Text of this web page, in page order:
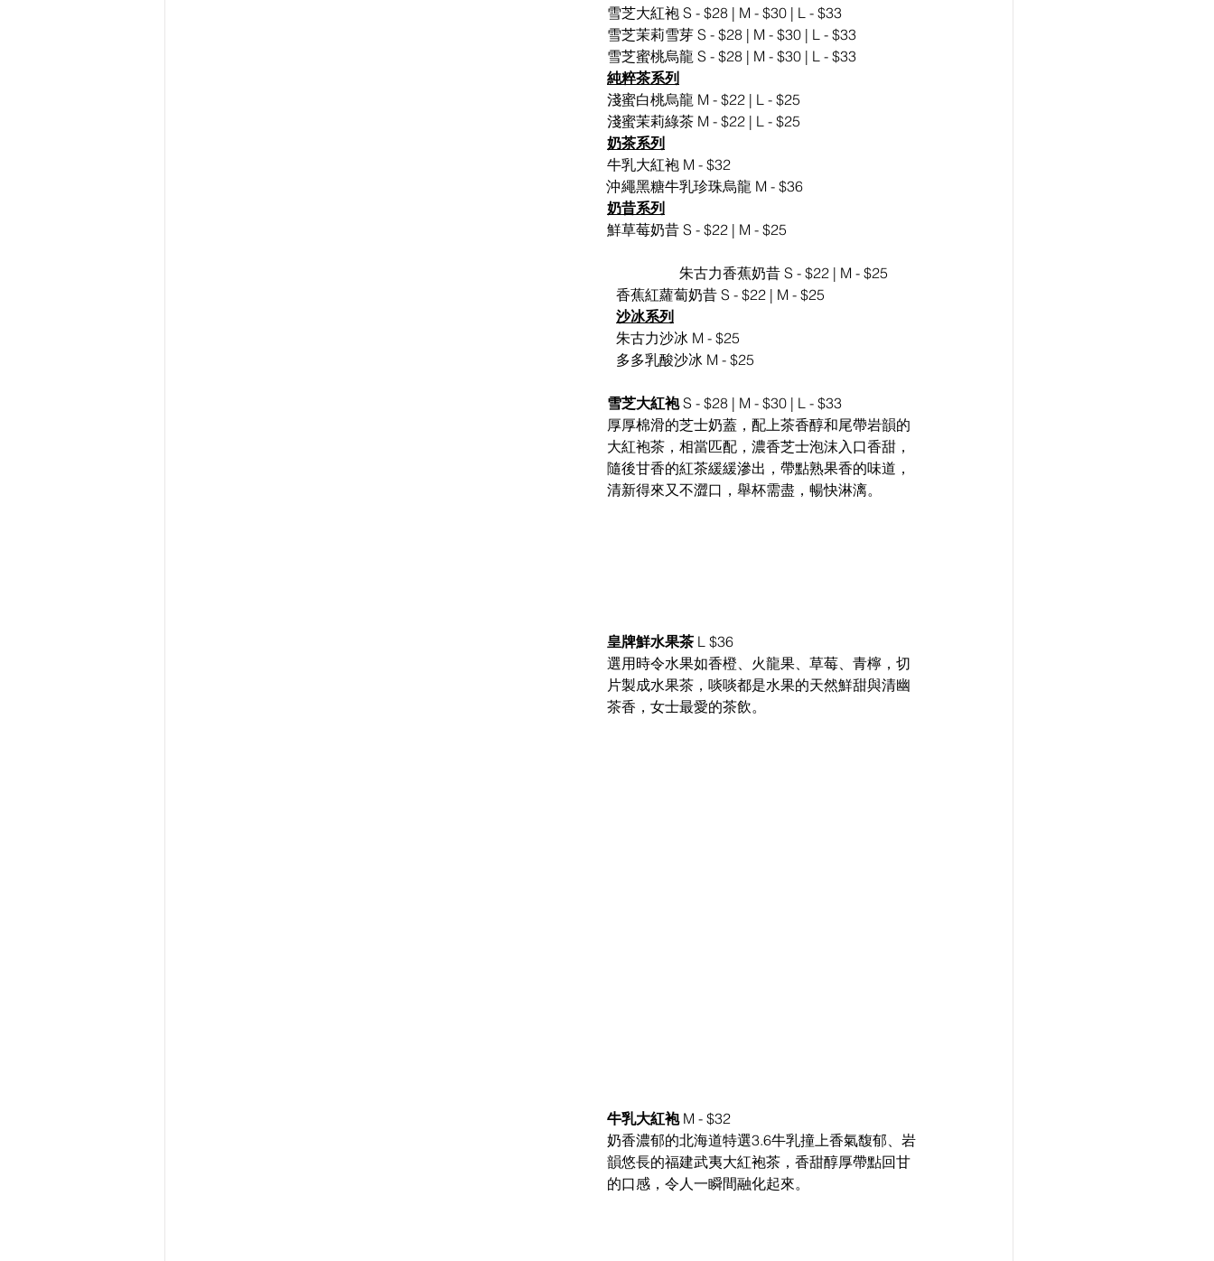
雪芝大紅袍 S - $28 | M - $30 | L - $33
雪芝茉莉雪芽 S - $28 | M - $30 | L - $33
雪芝蜜桃烏龍 S - $28 | M - $30 | L - $33
純粹茶系列
淺蜜白桃烏龍 M - $22 | L - $25
淺蜜茉莉綠茶 M - $22 | L - $25
奶茶系列
牛乳大紅袍 M - $32
沖繩黑糖牛乳珍珠烏龍 M - $36
奶昔系列
鮮草莓奶昔 S - $22 | M - $25
		朱古力香蕉奶昔 S - $22 | M - $25
										香蕉紅蘿蔔奶昔 S - $22 | M - $25
沙冰系列
										朱古力沙冰 M - $25
										多多乳酸沙冰 M - $25
雪芝大紅袍 S - $28 | M - $30 | L - $33
厚厚棉滑的芝士奶蓋，配上茶香醇和尾帶岩韻的
大紅袍茶，相當匹配，濃香芝士泡沫入口香甜，
隨後甘香的紅茶緩緩滲出，帶點熟果香的味道，
清新得來又不澀口，舉杯需盡，暢快淋漓。
皇牌鮮水果茶 L $36
選用時令水果如香橙、火龍果、草莓、青檸，切
片製成水果茶，啖啖都是水果的天然鮮甜與清幽
茶香，女士最愛的茶飲。
牛乳大紅袍 M - $32
奶香濃郁的北海道特選3.6牛乳撞上香氣馥郁、岩
韻悠長的福建武夷大紅袍茶，香甜醇厚帶點回甘
的口感，令人一瞬間融化起來。